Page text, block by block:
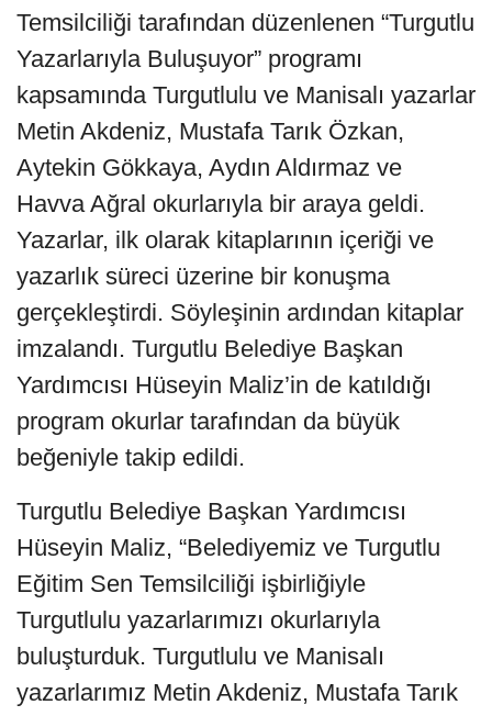
Temsilciliği tarafından düzenlenen “Turgutlu
Yazarlarıyla Buluşuyor” programı
kapsamında Turgutlulu ve Manisalı yazarlar
Metin Akdeniz, Mustafa Tarık Özkan,
Aytekin Gökkaya, Aydın Aldırmaz ve
Havva Ağral okurlarıyla bir araya geldi.
Yazarlar, ilk olarak kitaplarının içeriği ve
yazarlık süreci üzerine bir konuşma
gerçekleştirdi. Söyleşinin ardından kitaplar
imzalandı. Turgutlu Belediye Başkan
Yardımcısı Hüseyin Maliz’in de katıldığı
program okurlar tarafından da büyük
beğeniyle takip edildi.
Turgutlu Belediye Başkan Yardımcısı
Hüseyin Maliz, “Belediyemiz ve Turgutlu
Eğitim Sen Temsilciliği işbirliğiyle
Turgutlulu yazarlarımızı okurlarıyla
buluşturduk. Turgutlulu ve Manisalı
yazarlarımız Metin Akdeniz, Mustafa Tarık